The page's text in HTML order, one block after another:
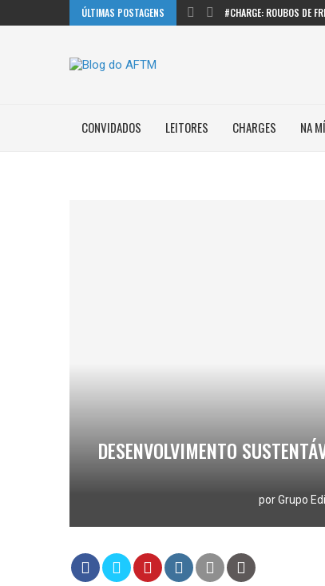
ÚLTIMAS POSTAGENS #CHARGE: ROUBOS DE
CONVIDADOS LEITORES CHARGES NA
DESENVOLVIMENTO
porGrupo